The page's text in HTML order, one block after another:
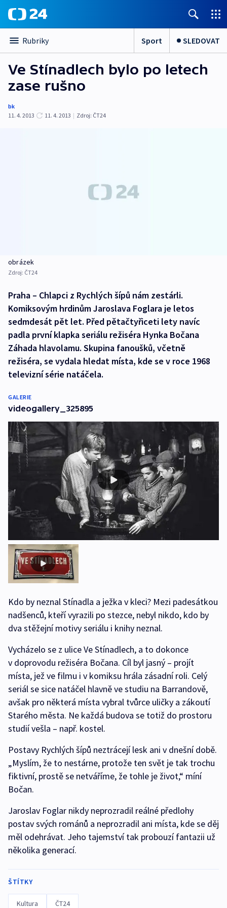
Rubriky Sport SLEDOVAT
Ve Stínadlech bylo po letech
zase rušno
bk
11. 4. 2013
11. 4. 2013 | Zdroj: ČT24
obrázek
Zdroj: ČT24
Praha – Chlapci z Rychlých šípů nám zestárli.
Komiksovým hrdinům Jaroslava Foglara je letos
sedmdesát pět let. Před pětačtyřiceti lety navíc
padla první klapka seriálu režiséra Hynka Bočana
Záhada hlavolamu. Skupina fanoušků, včetně
režiséra, se vydala hledat místa, kde se v roce 1968
televizní série natáčela.
GALERIE
videogallery_325895
Kdo by neznal Stínadla a ježka v kleci? Mezi padesátkou
nadšenců, kteří vyrazili po stezce, nebyl nikdo, kdo by
dva stěžejní motivy seriálu i knihy neznal.
Vycházelo se z ulice Ve Stínadlech, a to dokonce
v doprovodu režiséra Bočana. Cíl byl jasný – projít
místa, jež ve filmu i v komiksu hrála zásadní roli. Celý
seriál se sice natáčel hlavně ve studiu na Barrandově,
avšak pro některá místa vybral tvůrce uličky a zákoutí
Starého města. Ne každá budova se totiž do prostoru
studií vešla – např. kostel.
Postavy Rychlých šípů neztrácejí lesk ani v dnešní době.
„Myslím, že to nestárne, protože ten svět je tak trochu
fiktivní, prostě se netváříme, že tohle je život,“ míní
Bočan.
Jaroslav Foglar nikdy neprozradil reálné předlohy
postav svých románů a neprozradil ani místa, kde se děj
měl odehrávat. Jeho tajemství tak probouzí fantazii už
několika generací.
ŠTÍTKY
Kultura ČT24